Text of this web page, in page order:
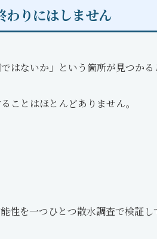
わりにはしません
はないか」という箇所が見つかる
ことはほとんどありません。
性を一つひとつ散水調査で検証し